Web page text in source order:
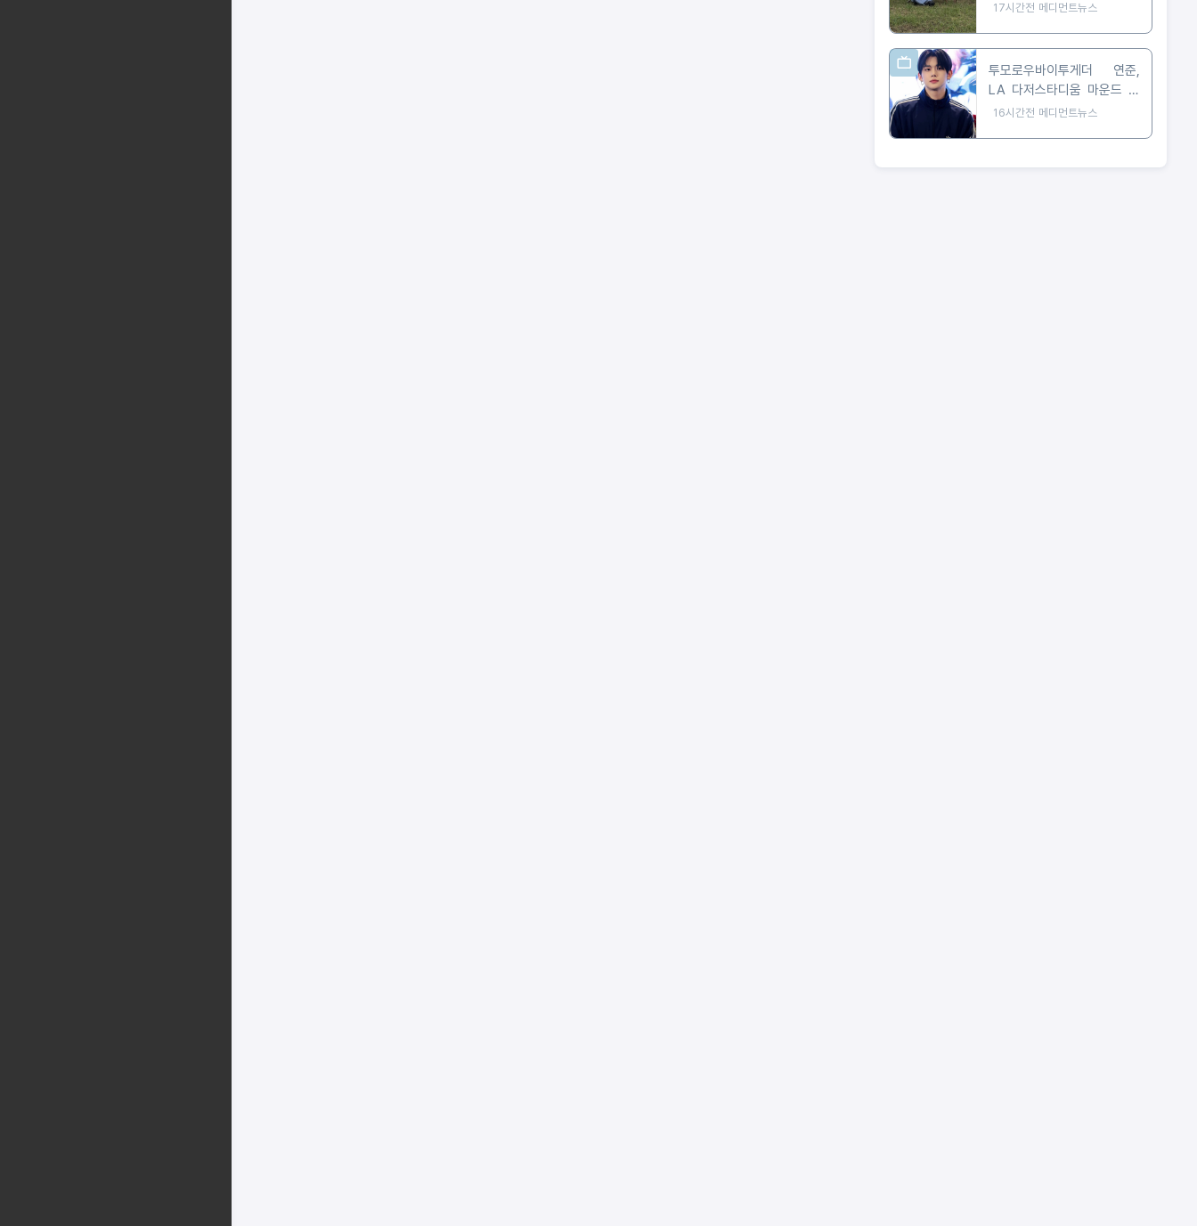
17시간전 메디먼트뉴스
투모로우바이투게더 연준,
LA 다저스타디움 마운드 선
다… 시구부터 무대까지
16시간전 메디먼트뉴스